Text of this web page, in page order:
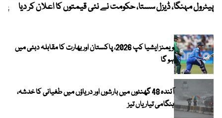
پیٹرول مہنگا، ڈیزل سستا، حکومت نے نئی قیمتوں کا اعلان کر دیا
ویمنز ایشیا کپ 2026، پاکستان اور بھارت کا مقابلہ دبئی میں
ہو گا
آئندہ 48 گھنٹوں میں بارشوں اور دریاؤں میں طغیانی کا خدشہ،
ہنگامی تیاریاں تیز